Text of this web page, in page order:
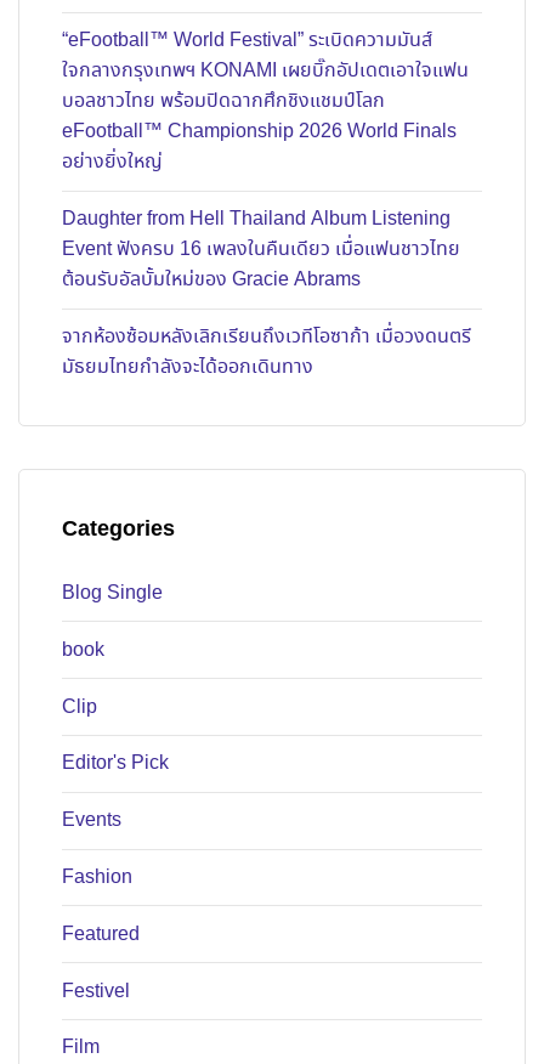
“eFootball™ World Festival” ระเบิดความมันส์
ใจกลางกรุงเทพฯ KONAMI เผยบิ๊กอัปเดตเอาใจแฟน
บอลชาวไทย พร้อมปิดฉากศึกชิงแชมป์โลก
eFootball™ Championship 2026 World Finals
อย่างยิ่งใหญ่
Daughter from Hell Thailand Album Listening
Event ฟังครบ 16 เพลงในคืนเดียว เมื่อแฟนชาวไทย
ต้อนรับอัลบั้มใหม่ของ Gracie Abrams
จากห้องซ้อมหลังเลิกเรียนถึงเวทีโอซาก้า เมื่อวงดนตรี
มัธยมไทยกำลังจะได้ออกเดินทาง
Categories
Blog Single
book
Clip
Editor's Pick
Events
Fashion
Featured
Festivel
Film